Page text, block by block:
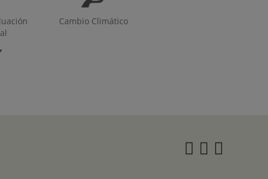
Cambio Climático
Twitter